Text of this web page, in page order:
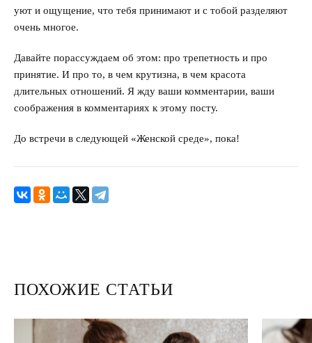
уют и ощущение, что тебя принимают и с тобой разделяют
очень многое.
Давайте порассуждаем об этом: про трепетность и про
принятие. И про то, в чем крутизна, в чем красота
длительных отношений. Я жду ваши комментарии, ваши
соображения в комментариях к этому посту.
До встречи в следующей «Женской среде», пока!
ПОХОЖИЕ СТАТЬИ